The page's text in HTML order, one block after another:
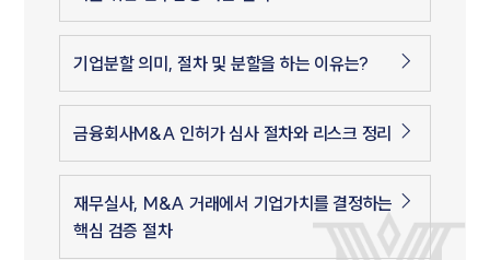
기업분할 의미, 절차 및 분할을 하는 이유는?
금융회사M&A 인허가 심사 절차와 리스크 정리
재무실사, M&A 거래에서 기업가치를 결정하는
핵심 검증 절차